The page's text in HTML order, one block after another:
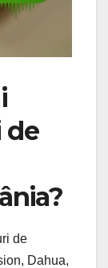
de
de
Dahua,